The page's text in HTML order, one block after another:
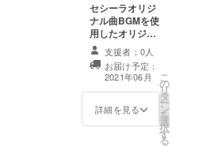
セシーラオリジ
ナル曲BGMを使
用したオリジナ
ル映像。 (10～
20枚程度の写真
などを電子デー
タで ご準備くだ
さい) 2021年5月
から制作開始し
支援者：0人
お届け予定：
2021年06月
詳細を見る
こ
の
リ
タ
ー
ン
を
選
択
す
る